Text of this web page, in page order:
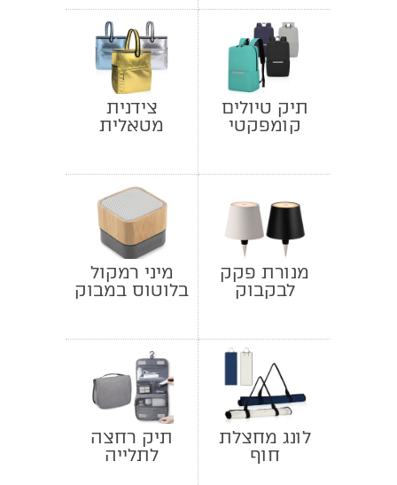
תיק טיולים
קומפקטי
צידנית
מטאלית
מנורת פקק
לבקבוק
מיני רמקול
בלוטוס במבוק
לונג מחצלת
חוף
תיק רחצה
לתלייה